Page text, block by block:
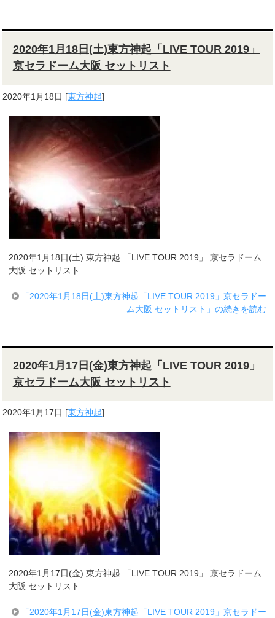
2020年1月18日(土)東方神起「LIVE TOUR 2019」
京セラドーム大阪 セットリスト
2020年1月18日 [東方神起]
2020年1月18日(土) 東方神起 「LIVE TOUR 2019」 京セラドーム
大阪 セットリスト
「2020年1月18日(土)東方神起「LIVE TOUR 2019」京セラドー
ム大阪 セットリスト」の続きを読む
2020年1月17日(金)東方神起「LIVE TOUR 2019」
京セラドーム大阪 セットリスト
2020年1月17日 [東方神起]
2020年1月17日(金) 東方神起 「LIVE TOUR 2019」 京セラドーム
大阪 セットリスト
「2020年1月17日(金)東方神起「LIVE TOUR 2019」京セラドー